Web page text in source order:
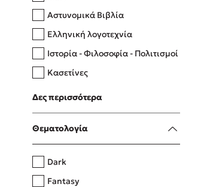
Δανάη Δεληγεώργη
Πάνω, κάτω, μπροστά, πίσω
Η μέθοδος Αφήστε τους
Αστυνομικά Βιβλία
Ελληνική λογοτεχνία
Ιστορία - Φιλοσοφία - Πολιτισμοί
Κασετίνες
Λευκώματα - Έγχρωμοι οδηγοί
Μαγειρική
Δες περισσότερα
Θεματολογία
Dark
Fantasy